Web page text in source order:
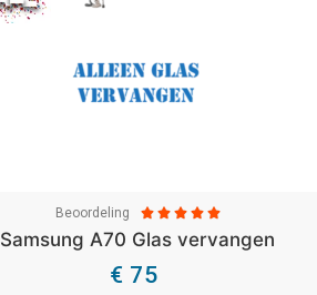
Beoordeling     
Samsung A70 Glas vervangen
€ 75